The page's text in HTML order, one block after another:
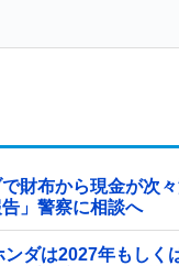
財布から現金が次
」警察に相談へ
ダは2027年もしく